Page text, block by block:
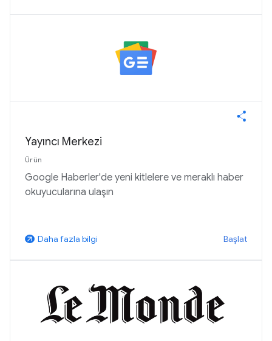
Yayıncı Merkezi
Ürün
Google Haberler'de yeni kitlelere ve meraklı haber
okuyucularına ulaşın
arrow_outward Daha fazla bilgi Başlat